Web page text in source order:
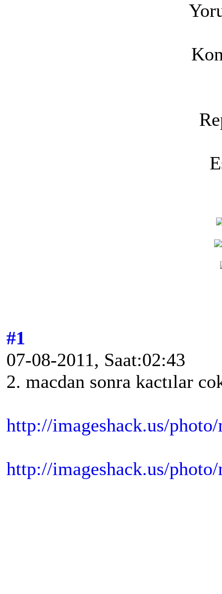
#1
07-08-2011, Saat:02:43
2. macdan sonra kactılar
http://imageshack.us/
http://imageshack.us/